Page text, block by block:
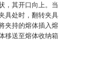
，其开口向上。当
具处时，翻转夹具
夹持的熔体插入熔
移送至熔体收纳箱